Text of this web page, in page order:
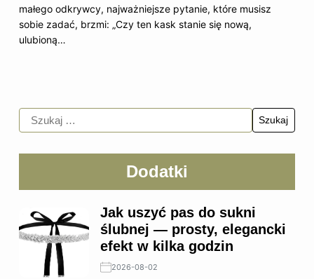
małego odkrywcy, najważniejsze pytanie, które musisz
sobie zadać, brzmi: „Czy ten kask stanie się nową,
ulubioną…
Dodatki
Jak uszyć pas do sukni
ślubnej — prosty, elegancki
efekt w kilka godzin
2026-08-02